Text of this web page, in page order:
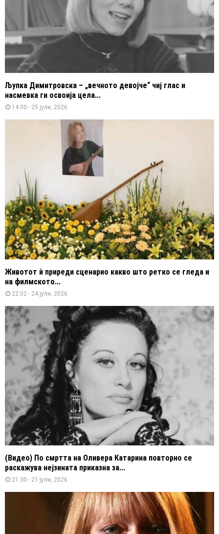
Љупка Димитровска – „вечното девојче“ чиј глас и
насмевка ги освоија цела...
14:00 - 25 јули, 2026
Животот ѝ приреди сценарио какво што ретко се гледа и
на филмското...
22:02 - 24 јули, 2026
(Видео) По смртта на Оливера Катарина повторно се
раскажува нејзината приказна за...
21:30 - 21 јули, 2026